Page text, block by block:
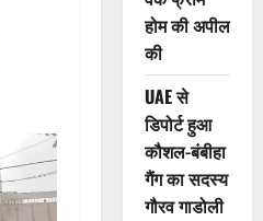
होम की अपील
की
UAE से
डिपोर्ट हुआ
कौशल-बंबीहा
गैंग का सदस्य
गौरव गाडोली